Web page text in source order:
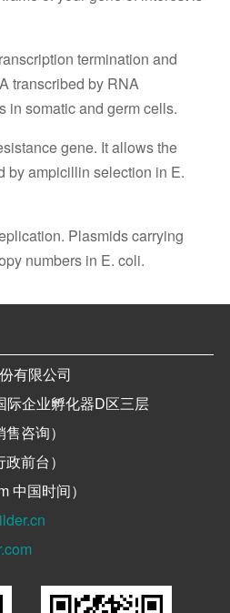
termination and
transcribed by RNA
in somatic and germ cells.
gene. It allows the
by ampicillin selection in E.
Plasmids carrying
numbers in E. coli.
有限公司
际企业孵化器D区三层
咨询）
前台）
中国时间）